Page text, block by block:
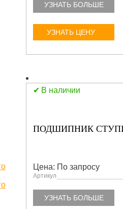
УЗНАТЬ БОЛЬШЕ
УЗНАТЬ ЦЕНУ
В наличии
ПОДШИПНИК СТУПИЦЫ
Цена: По запросу
Артикул
УЗНАТЬ БОЛЬШЕ